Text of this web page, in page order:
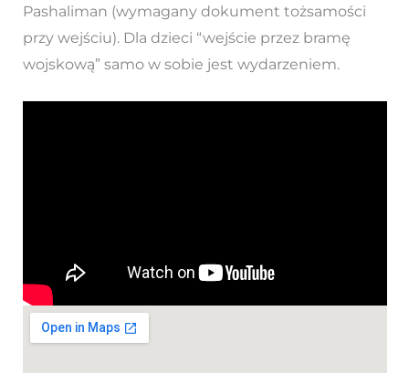
Pashaliman (wymagany dokument tożsamości
przy wejściu). Dla dzieci “wejście przez bramę
wojskową” samo w sobie jest wydarzeniem.